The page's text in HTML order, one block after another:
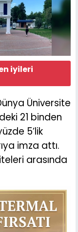
iyileri
Üniversite
21 binden
5’lik
imza attı.
arasında